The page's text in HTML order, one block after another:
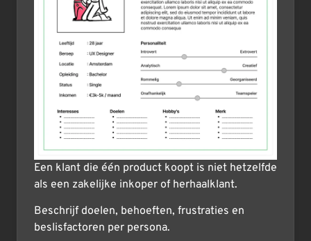
Een klant die één product koopt is niet hetzelfde
als een zakelijke inkoper of herhaalklant.
Beschrijf doelen, behoeften, frustraties en
beslisfactoren per persona.